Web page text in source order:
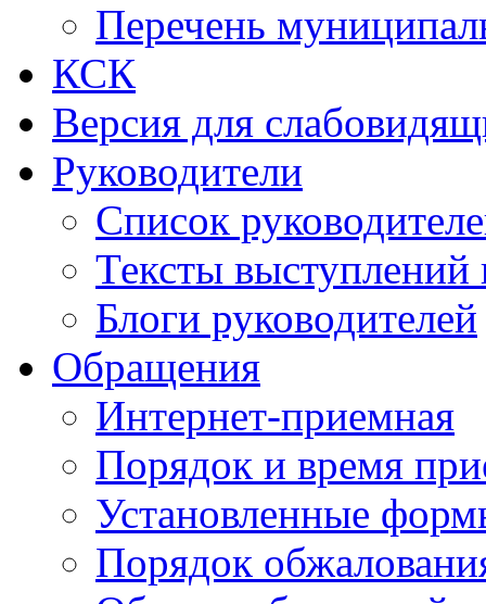
Перечень
КСК
Версия для
Руководители
Список
Тексты выступлений
Блоги руководителей
Обращения
Интернет-приемная
Порядок и время
Установленные
Порядок